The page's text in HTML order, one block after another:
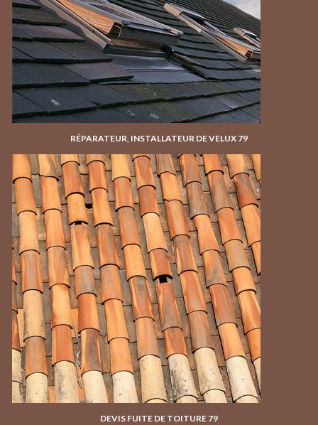
RÉPARATEUR, INSTALLATEUR DE VELUX 79
DEVIS FUITE DE TOITURE 79